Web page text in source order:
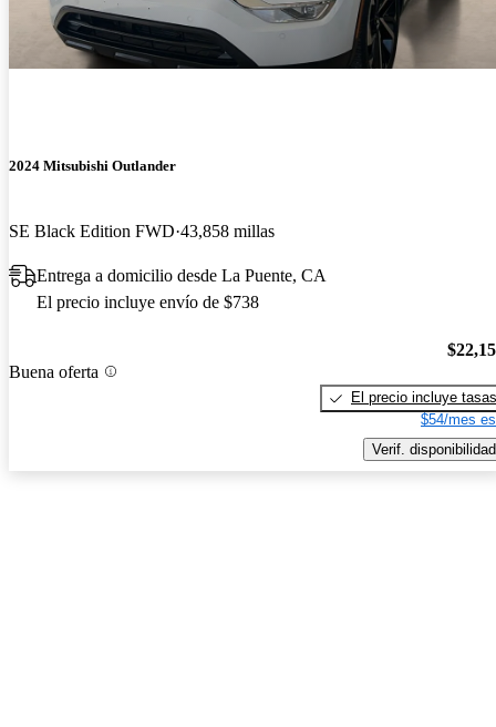
2024 Mitsubishi Outlander
SE Black Edition FWD 43,858 millas
Entrega a domicilio desde La Puente, CA
El precio incluye envío de $738
Buena oferta
El precio incluye tasas
$54/mes
Verif. disponibilidad